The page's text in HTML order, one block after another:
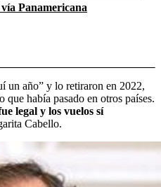
Panamericana
un año” y lo retiraron en 2022,
había pasado en otros países.
legal y los vuelos sí
Cabello.